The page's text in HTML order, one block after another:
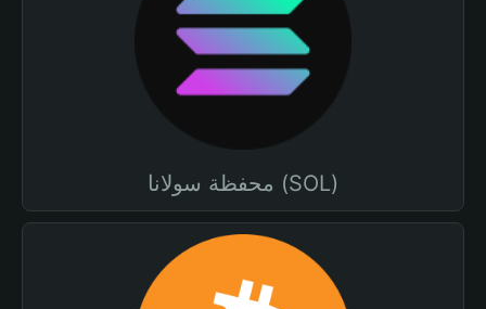
محفظة سولانا (SOL)